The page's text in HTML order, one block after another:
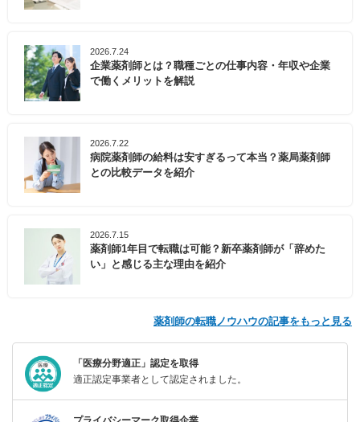
2026.7.24
企業薬剤師とは？職種ごとの仕事内容・年収や企業
で働くメリットを解説
2026.7.22
病院薬剤師の給料は安すぎるって本当？薬局薬剤師
との比較データを紹介
2026.7.15
薬剤師1年目で転職は可能？新卒薬剤師が「辞めた
い」と感じる主な理由を紹介
薬剤師の転職ノウハウの記事をもっと見る
「医療分野適正」認定を取得
適正認定事業者として認定されました。